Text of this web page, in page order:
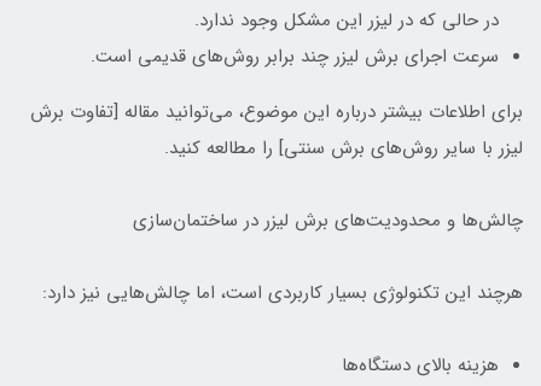
در حالی که در لیزر این مشکل وجود ندارد.
سرعت اجرای برش لیزر چند برابر روش‌های قدیمی است.
برای اطلاعات بیشتر درباره این موضوع، می‌توانید مقاله [تفاوت برش
لیزر با سایر روش‌های برش سنتی] را مطالعه کنید.
چالش‌ها و محدودیت‌های برش لیزر در ساختمان‌سازی
هرچند این تکنولوژی بسیار کاربردی است، اما چالش‌هایی نیز دارد:
هزینه بالای دستگاه‌ها